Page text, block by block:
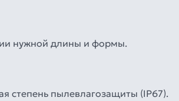
нужной длины и формы.
степень пылевлагозащиты (IP67).